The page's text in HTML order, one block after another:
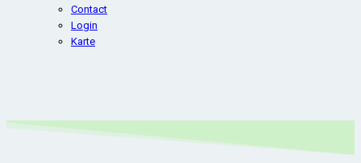
Contact
Login
Karte